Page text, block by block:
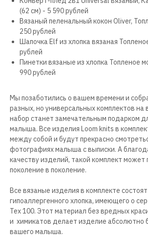
(62 см) - 5 590 рублей
Вязаный пеленальный кокон Oliver,
250 рублей
Шапочка Elf из хлопка вязаная
рублей
Пинетки вязаные из хлопка Топленое
990 рублей
Мы позаботились о вашем времени и
разных, но универсальных комплектов на
набор станет замечательным подарком
малыша. Все изделия Loom knits в
между собой и будут прекрасно
фотографиях малыша с выписки. А
качеству изделий, такой комплект может
поколение в поколение.
Все вязаные изделия в комплекте
гипоаллергенного хлопка, имеющего о
Тех 100. Этот материал без вредных
и химикатов делает изделие абсолютно
вашего малыша.